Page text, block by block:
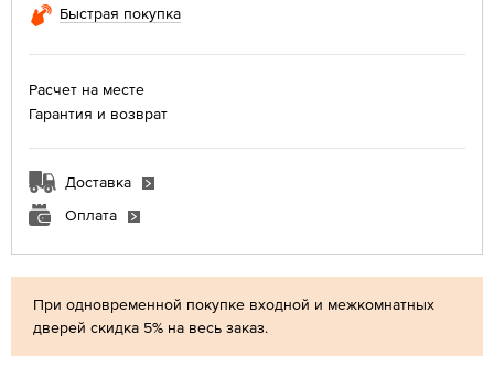
При одновременной покупке входной и межкомнатных
дверей скидка 5% на весь заказ.
Быстрая покупка
Расчет на месте
Гарантия и возврат
Доставка
Оплата